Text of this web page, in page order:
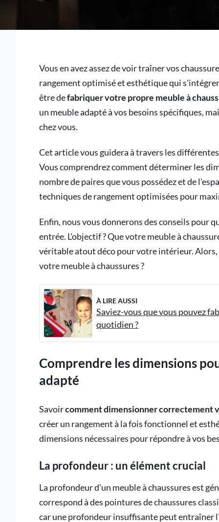
Vous en avez assez de voir traîner vos
rangement optimisé et esthétique qui
être defabriquer votre propre meuble à
un meuble adapté à vos besoins spécifiques,
chez vous.
Cet article vous guidera à travers les
Vous comprendrez comment déterminer les
nombre de paires que vous possédez et de
techniques de rangement optimisées pour
Enfin, nous vous donnerons des conseils pour
entrée. L'objectif ? Que votre meuble à
véritable atout déco pour votre intérieur.
votre meuble à chaussures ?
À LIRE AUSSI
Saviez-vous que vous pouvez
quotidien ?
Comprendre les dimensions
adapté
Savoircomment dimensionner correctement
créer un rangement à la fois fonctionnel et
dimensions nécessaires pour répondre à vos
La profondeur : un élément crucial
La profondeur d'un meuble à chaussures est
correspond à des pointures de chaussures
car une profondeur insuffisante peut entraîner